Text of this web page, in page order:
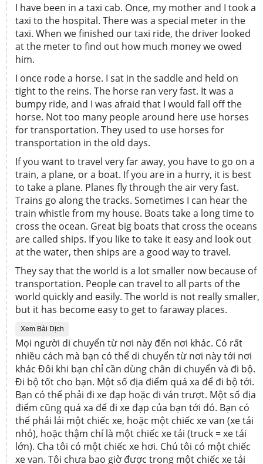
I have been in a taxi cab. Once, my mother and I took a
taxi to the hospital. There was a special meter in the
taxi. When we finished our taxi ride, the driver looked
at the meter to find out how much money we owed
him.
I once rode a horse. I sat in the saddle and held on
tight to the reins. The horse ran very fast. It was a
bumpy ride, and I was afraid that I would fall off the
horse. Not too many people around here use horses
for transportation. They used to use horses for
transportation in the old days.
If you want to travel very far away, you have to go on a
train, a plane, or a boat. If you are in a hurry, it is best
to take a plane. Planes fly through the air very fast.
Trains go along the tracks. Sometimes I can hear the
train whistle from my house. Boats take a long time to
cross the ocean. Great big boats that cross the oceans
are called ships. If you like to take it easy and look out
at the water, then ships are a good way to travel.
They say that the world is a lot smaller now because of
transportation. People can travel to all parts of the
world quickly and easily. The world is not really smaller,
but it has become easy to get to faraway places.
Xem Bài Dịch
Mọi người di chuyển từ nơi này đến nơi khác. Có rất
nhiều cách mà bạn có thể di chuyển từ nơi này tới nơi
khác Đôi khi bạn chỉ cần dùng chân di chuyển và đi bộ.
Đi bộ tốt cho bạn. Một số địa điểm quá xa để đi bộ tới.
Bạn có thể phải đi xe đạp hoặc đi ván trượt. Một số địa
điểm cũng quá xa để đi xe đạp của bạn tới đó. Bạn có
thể phải lái một chiếc xe, hoặc một chiếc xe van (xe tải
nhỏ), hoặc thậm chí là một chiếc xe tải (truck = xe tải
lớn). Cha tôi có một chiếc xe hơi. Chú tôi có một chiếc
xe van. Tôi chưa bao giờ được trong một chiếc xe tải